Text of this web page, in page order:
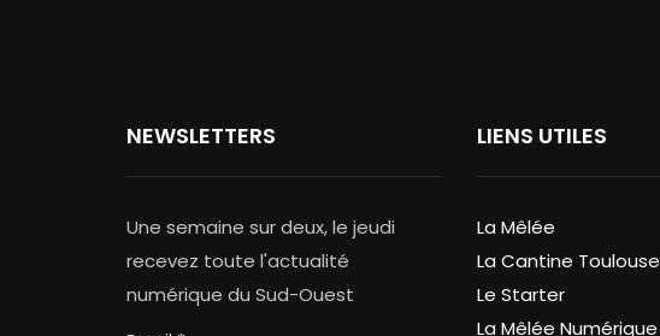
NEWSLETTERS
Une semaine sur deux, le jeudi
recevez toute l'actualité
numérique du Sud-Ouest
LIENS UTILES
La Mêlée
La Cantine Toulouse
Le Starter
La Mêlée Numérique